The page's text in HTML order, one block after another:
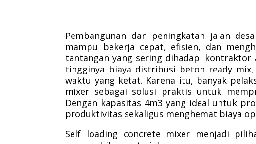
Pembangunan dan peningkatan jalan
mampu bekerja cepat, efisien, dan
tantangan yang sering dihadapi
tingginya biaya distribusi beton ready
waktu yang ketat. Karena itu, banyak
mixer sebagai solusi praktis untuk
Dengan kapasitas 4m3 yang ideal untuk
produktivitas sekaligus menghemat biaya
Self loading concrete mixer menjadi